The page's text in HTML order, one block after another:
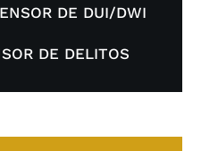
DE DUI/DWI
DE DELITOS